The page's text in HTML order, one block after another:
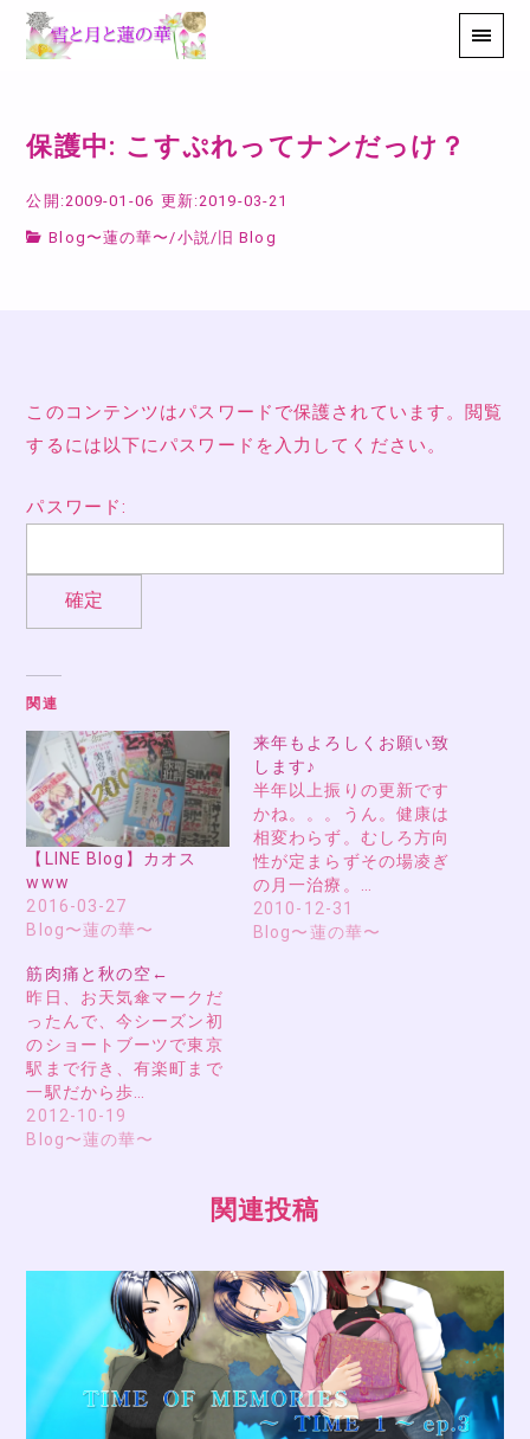
保護中: こすぷれってナンだっけ？
公開:2009-01-06 更新:2019-03-21
Blog〜蓮の華〜 /小説 / 旧 Blog
このコンテンツはパスワードで保護されています。閲覧
するには以下にパスワードを入力してください。
パスワード:
関連
【LINE Blog】カオス
www
2016-03-27
Blog〜蓮の華〜
来年もよろしくお願い致
します♪
半年以上振りの更新です
かね。。。うん。健康は
相変わらず。むしろ方向
性が定まらずその場凌ぎ
の月一治療。…
2010-12-31
Blog〜蓮の華〜
筋肉痛と秋の空←
昨日、お天気傘マークだ
ったんで、今シーズン初
のショートブーツで東京
駅まで行き、有楽町まで
一駅だから歩…
2012-10-19
Blog〜蓮の華〜
関連投稿